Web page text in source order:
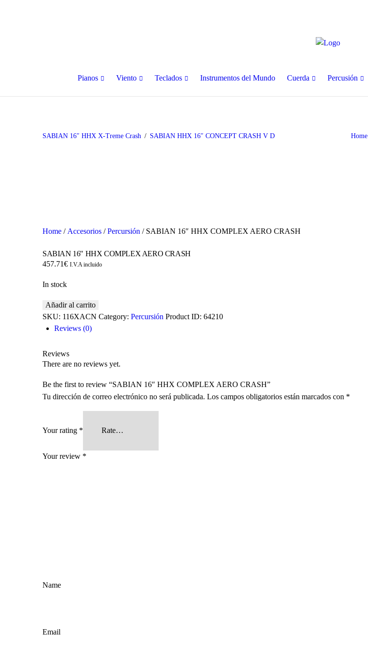
Pianos Viento Teclados Instrumentos del Mundo Cuerda Percusión
SABIAN 16″ HHX X-Treme Crash SABIAN HHX 16″ CONCEPT CRASH V D Home
Home / Accesorios /Percursión / SABIAN 16″ HHX COMPLEX AERO CRASH
SABIAN 16″ HHX COMPLEX AERO CRASH
457.71€ I.V.A incluido
In stock
SABIAN
16"
HHX
AERO
CRASH
Añadir al carrito
SKU: 116XACN Category: Percursión Product ID: 64210
Reviews (0)
Reviews
There are no reviews yet.
Be the first to review “SABIAN 16″ HHX COMPLEX AERO CRASH”
Tu dirección de correo electrónico no será publicada. Los campos obligatorios están marcados con *
Your rating *
Your review *
Name
Email